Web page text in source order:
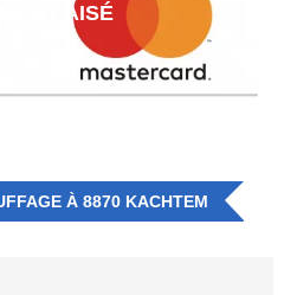
AISÉ
À 8870 KACHTEM